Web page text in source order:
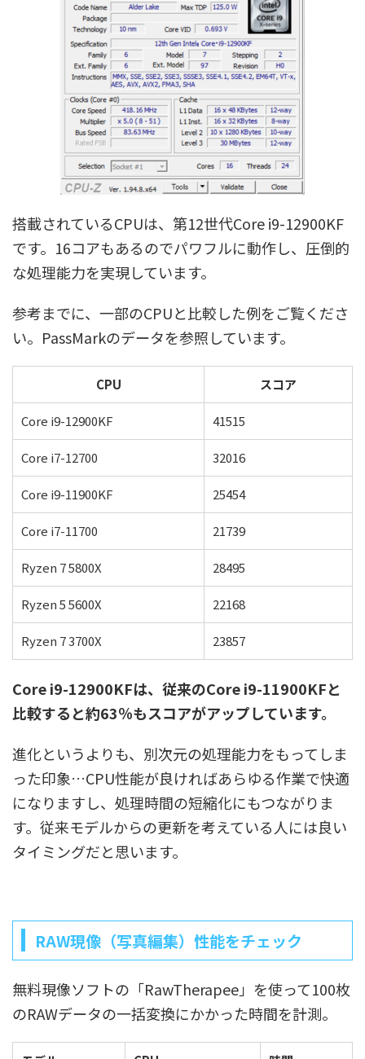
搭載されているCPUは、第12世代Core i9-12900KF
です。16コアもあるのでパワフルに動作し、圧倒的
な処理能力を実現しています。
参考までに、一部のCPUと比較した例をご覧くださ
い。PassMarkのデータを参照しています。
CPU スコア
Core i9-12900KF 41515
Core i7-12700 32016
Core i9-11900KF 25454
Core i7-11700 21739
Ryzen 7 5800X 28495
Ryzen 5 5600X 22168
Ryzen 7 3700X 23857
Core i9-12900KFは、従来のCore i9-11900KFと
比較すると約63％もスコアがアップしています。
進化というよりも、別次元の処理能力をもってしま
った印象…CPU性能が良ければあらゆる作業で快適
になりますし、処理時間の短縮化にもつながりま
す。従来モデルからの更新を考えている人には良い
タイミングだと思います。
RAW現像（写真編集）性能をチェック
無料現像ソフトの「RawTherapee」を使って100枚
のRAWデータの一括変換にかかった時間を計測。